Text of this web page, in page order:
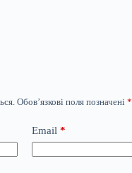
Обов’язкові поля позначені *
Email *